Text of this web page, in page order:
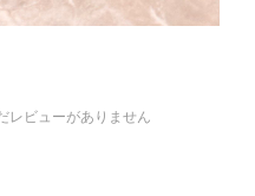
レビューがありません